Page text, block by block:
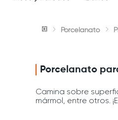
Porcelanato
Porcelanato
Camina sobre
mármol, entre otros.